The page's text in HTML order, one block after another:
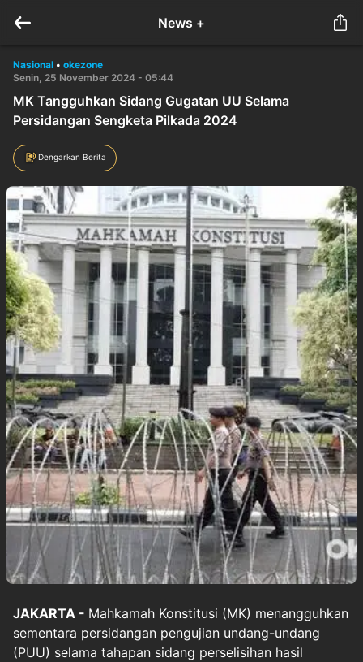
News +
Nasional • okezone
Senin, 25 November 2024 - 05:44
MK Tangguhkan Sidang Gugatan UU Selama
Persidangan Sengketa Pilkada 2024
Dengarkan Berita
JAKARTA - Mahkamah Konstitusi (MK) menangguhkan
sementara persidangan pengujian undang-undang
(PUU) selama tahapan sidang perselisihan hasil